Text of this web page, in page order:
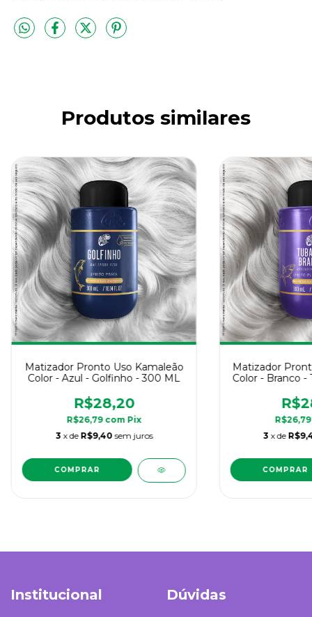
Produtos similares
Matizador Pronto Uso Kamaleão
Color - Azul - Golfinho - 300 ML
R$28,20
R$26,79 com Pix
3 x de R$9,40 sem juros
Matizador
Color - Branco -
3 x de
Institucional Dúvidas